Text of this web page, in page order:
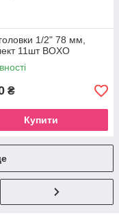
1/2" 78 мм,
11шт BOXO
₴
Купити